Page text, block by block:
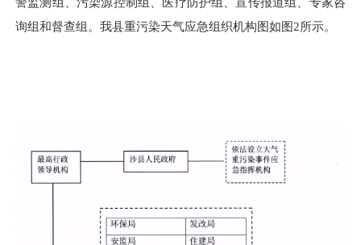
询组和督查组。我县重污染天气应急组织机构图如图2所示。